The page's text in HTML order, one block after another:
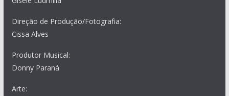
Direção de Produção/Fotografia:
Cissa Alves
Produtor Musical:
Donny Paraná
Arte: